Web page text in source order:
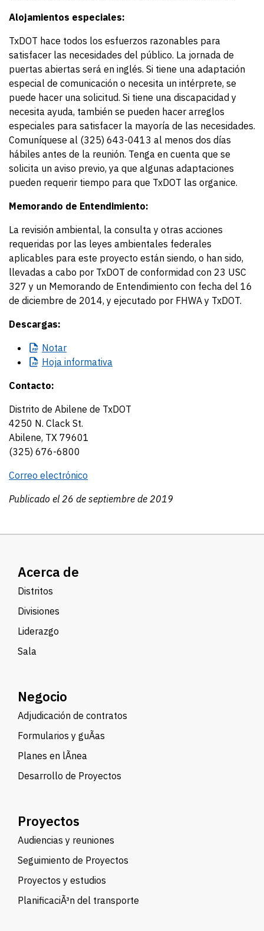
Alojamientos especiales:
TxDOT hace todos los esfuerzos razonables para
satisfacer las necesidades del público. La jornada de
puertas abiertas será en inglés. Si tiene una adaptación
especial de comunicación o necesita un intérprete, se
puede hacer una solicitud. Si tiene una discapacidad y
necesita ayuda, también se pueden hacer arreglos
especiales para satisfacer la mayoría de las necesidades.
Comuníquese al (325) 643-0413 al menos dos días
hábiles antes de la reunión. Tenga en cuenta que se
solicita un aviso previo, ya que algunas adaptaciones
pueden requerir tiempo para que TxDOT las organice.
Memorando de Entendimiento:
La revisión ambiental, la consulta y otras acciones
requeridas por las leyes ambientales federales
aplicables para este proyecto están siendo, o han sido,
llevadas a cabo por TxDOT de conformidad con 23 USC
327 y un Memorando de Entendimiento con fecha del 16
de diciembre de 2014, y ejecutado por FHWA y TxDOT.
Descargas:
Notar
Hoja informativa
Contacto:
Distrito de Abilene de TxDOT
4250 N. Clack St.
Abilene, TX 79601
(325) 676-6800
Correo electrónico
Publicado el 26 de septiembre de 2019
Acerca de
Distritos
Divisiones
Liderazgo
Sala
Negocio
Adjudicación de contratos
Formularios y guÃ­as
Planes en lÃ­nea
Desarrollo de Proyectos
Proyectos
Audiencias y reuniones
Seguimiento de Proyectos
Proyectos y estudios
PlanificaciÃ³n del transporte